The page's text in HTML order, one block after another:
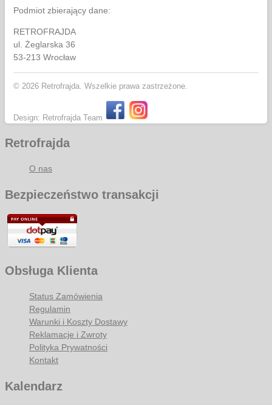
Podmiot zbierający dane:
RETROFRAJDA
ul. Żeglarska 36
53-213 Wrocław
© 2026 Retrofrajda. Wszelkie prawa zastrzeżone.
Design: Retrofrajda Team
Retrofrajda
O nas
Bezpieczeństwo transakcji
Obsługa Klienta
Status Zamówienia
Regulamin
Warunki i Koszty Dostawy
Reklamacje i Zwroty
Polityka Prywatności
Kontakt
Kalendarz